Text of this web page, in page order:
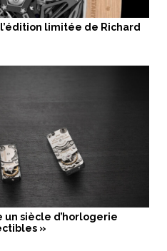
l’édition limitée de Richard
siècle d’horlogerie
»